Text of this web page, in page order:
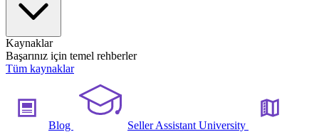
Kaynaklar
Başarınız için temel rehberler
Tüm kaynaklar
Blog Seller Assistant University